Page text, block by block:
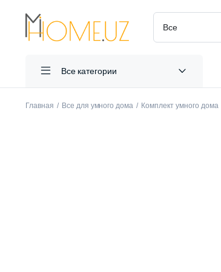
Все категории
Главная Все для умного дома Комплект умного дома